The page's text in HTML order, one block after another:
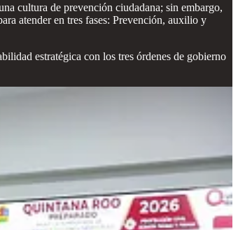
cultura de prevención ciudadana; sin embargo,
atender en tres fases: Prevención, auxilio y
estratégica con los tres órdenes de gobierno